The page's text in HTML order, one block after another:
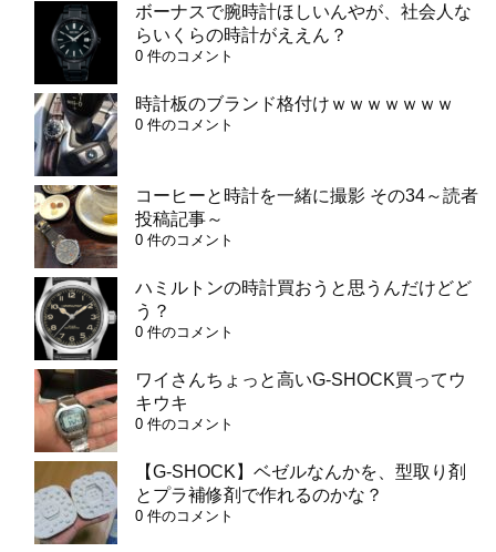
ボーナスで腕時計ほしいんやが、社会人な
らいくらの時計がええん？
0 件のコメント
時計板のブランド格付けｗｗｗｗｗｗｗ
0 件のコメント
コーヒーと時計を一緒に撮影 その34～読者
投稿記事～
0 件のコメント
ハミルトンの時計買おうと思うんだけどど
う？
0 件のコメント
ワイさんちょっと高いG-SHOCK買ってウ
キウキ
0 件のコメント
【G-SHOCK】ベゼルなんかを、型取り剤
とプラ補修剤で作れるのかな？
0 件のコメント